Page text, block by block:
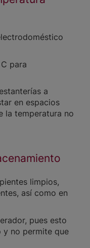
para
a
en espacios
la temperatura no
limpios,
así como en
pues esto
y no permite que